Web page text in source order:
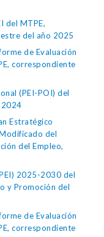
del MTPE,
del año 2025
de Evaluación
correspondiente
(PEI-POI) del
2024
Estratégico
del
del Empleo,
2025-2030 del
y Promoción del
de Evaluación
correspondiente